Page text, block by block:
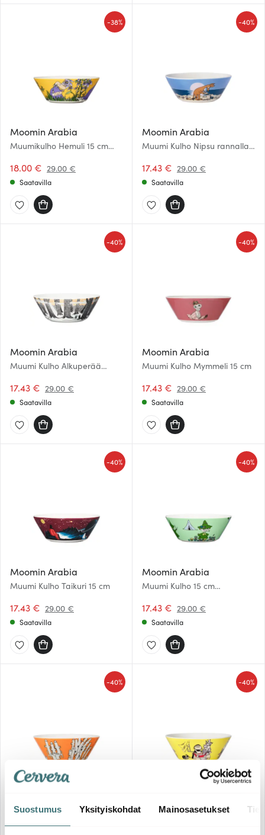
Suostumus Yksityiskohdat Mainosasetukset
Moomin Arabia
Muumikulho Hemuli 15 cm
18.00 € 29.00 €
-38%
Saatavilla
Moomin Arabia
Muumi Kulho Nipsu rannalla
17.43 € 29.00 €
-40%
Saatavilla
Moomin Arabia
Muumi Kulho Alkuperää
17.43 € 29.00 €
-40%
Saatavilla
Moomin Arabia
Muumi Kulho Mymmeli 15 cm
17.43 € 29.00 €
-40%
Saatavilla
Moomin Arabia
Muumi Kulho Taikuri 15 cm
17.43 € 29.00 €
-40%
Saatavilla
Moomin Arabia
Muumi Kulho 15 cm
17.43 € 29.00 €
-40%
Saatavilla
Muumi Kulho Hattivatit 15 cm
17.43 € 29.00 €
-40%
Muumi Kulho Miska 15 cm
-40%